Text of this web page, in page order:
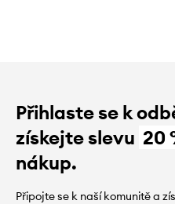
Přihlaste se k
získejte slevu 20
nákup.
Připojte se k naší komunitě a